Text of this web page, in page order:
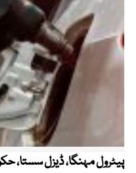
پیٹرول مہنگا، ڈیزل سستا،